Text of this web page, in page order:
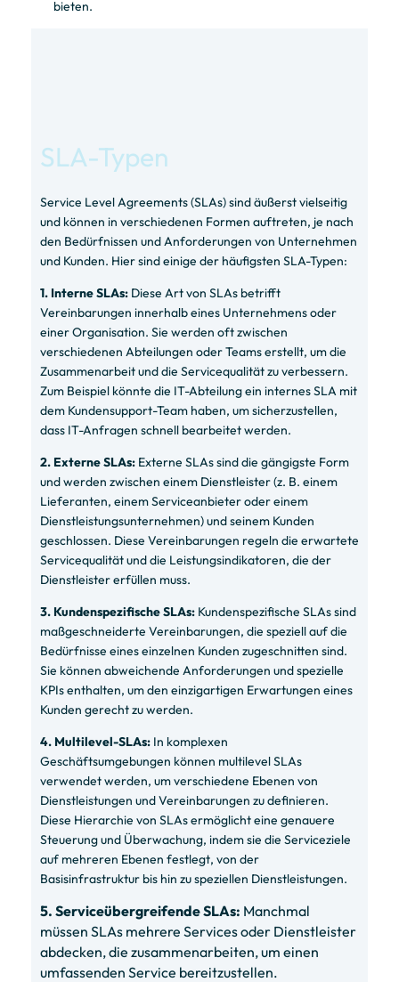
bieten.
SLA-Typen
Service Level Agreements (SLAs) sind äußerst vielseitig
und können in verschiedenen Formen auftreten, je nach
den Bedürfnissen und Anforderungen von Unternehmen
und Kunden. Hier sind einige der häufigsten SLA-Typen:
1. Interne SLAs: Diese Art von SLAs betrifft
Vereinbarungen innerhalb eines Unternehmens oder
einer Organisation. Sie werden oft zwischen
verschiedenen Abteilungen oder Teams erstellt, um die
Zusammenarbeit und die Servicequalität zu verbessern.
Zum Beispiel könnte die IT-Abteilung ein internes SLA mit
dem Kundensupport-Team haben, um sicherzustellen,
dass IT-Anfragen schnell bearbeitet werden.
2. Externe SLAs: Externe SLAs sind die gängigste Form
und werden zwischen einem Dienstleister (z. B. einem
Lieferanten, einem Serviceanbieter oder einem
Dienstleistungsunternehmen) und seinem Kunden
geschlossen. Diese Vereinbarungen regeln die erwartete
Servicequalität und die Leistungsindikatoren, die der
Dienstleister erfüllen muss.
3. Kundenspezifische SLAs: Kundenspezifische SLAs sind
maßgeschneiderte Vereinbarungen, die speziell auf die
Bedürfnisse eines einzelnen Kunden zugeschnitten sind.
Sie können abweichende Anforderungen und spezielle
KPIs enthalten, um den einzigartigen Erwartungen eines
Kunden gerecht zu werden.
4. Multilevel-SLAs: In komplexen
Geschäftsumgebungen können multilevel SLAs
verwendet werden, um verschiedene Ebenen von
Dienstleistungen und Vereinbarungen zu definieren.
Diese Hierarchie von SLAs ermöglicht eine genauere
Steuerung und Überwachung, indem sie die Serviceziele
auf mehreren Ebenen festlegt, von der
Basisinfrastruktur bis hin zu speziellen Dienstleistungen.
5. Serviceübergreifende SLAs: Manchmal
müssen SLAs mehrere Services oder Dienstleister
abdecken, die zusammenarbeiten, um einen
umfassenden Service bereitzustellen.